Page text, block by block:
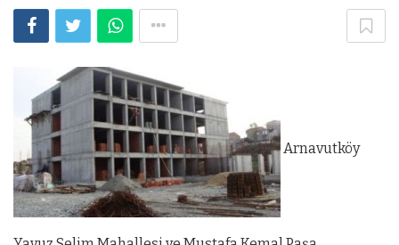
Arnavutköy